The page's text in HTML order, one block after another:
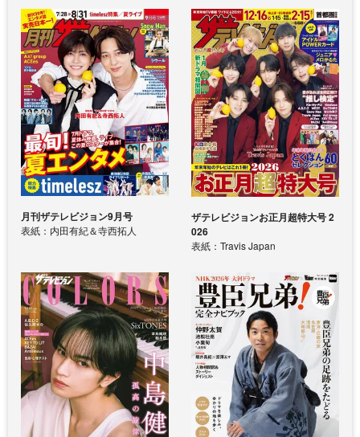
月刊ザテレビジョン9月号
表紙：内田有紀＆寺西拓人
ザテレビジョンお正月超特大号 2
026
表紙：Travis Japan